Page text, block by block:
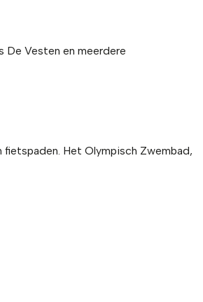
De Vesten en meerdere
Het Olympisch Zwembad,